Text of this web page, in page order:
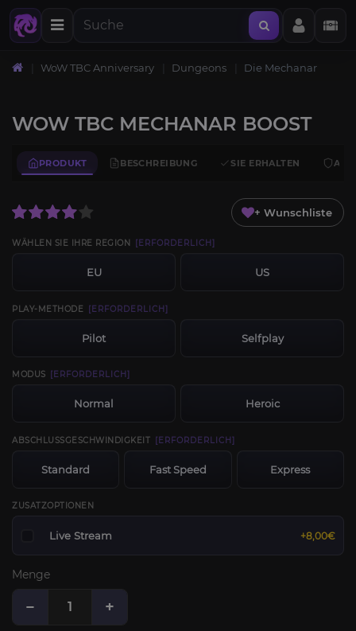
WoW TBC Anniversary Dungeons Die Mechanar
WOW TBC MECHANAR BOOST
PRODUKT BESCHREIBUNG SIE ERHALTEN
+ Wunschliste
WÄHLEN SIE IHRE REGION [ERFORDERLICH]
EU US
PLAY-METHODE [ERFORDERLICH]
Pilot Selfplay
MODUS [ERFORDERLICH]
Normal Heroic
ABSCHLUSSGESCHWINDIGKEIT [ERFORDERLICH]
Standard Fast Speed Express
ZUSATZOPTIONEN
Live Stream +8,00€
Menge
− +